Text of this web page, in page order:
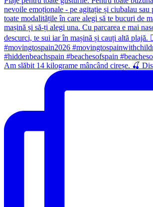
Am slăbit 14 kilograme mâncând cireșe. 🍒